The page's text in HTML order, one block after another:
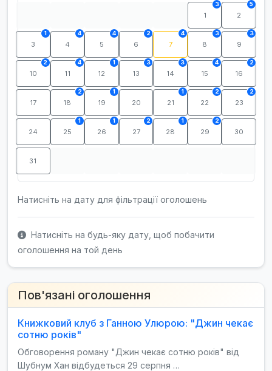
1
3
2
5
3
1
4
4
5
4
6
2
7
4
8
3
9
3
10
2
11
4
12
1
13
3
14
3
15
4
16
2
17 18
2
19
1
20 21
1
22
2
23
2
24 25
1
26
1
27
2
28
1
29
2
30
31
Натисніть на дату для фільтрації оголошень
Натисніть на будь-яку дату, щоб побачити
оголошення на той день
Пов'язані оголошення
Книжковий клуб з Ганною Улюрою: "Джин чекає
сотню років"
Обговорення роману "Джин чекає сотню років" від
Шубнум Хан відбудеться 29 серпня …